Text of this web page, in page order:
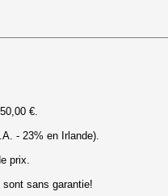
€.
- 23% en Irlande).
prix.
sans garantie!